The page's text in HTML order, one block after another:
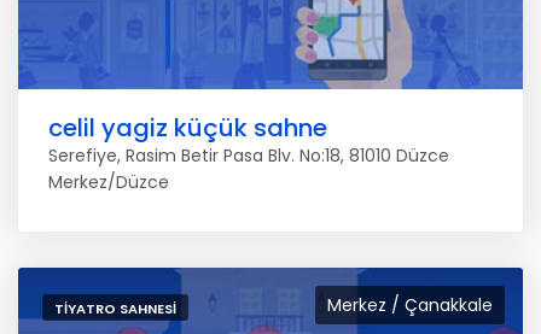
celil yagiz küçük sahne
Serefiye, Rasim Betir Pasa Blv. No:18, 81010 Düzce
Merkez/Düzce
Merkez / Çanakkale
TIYATRO SAHNESI